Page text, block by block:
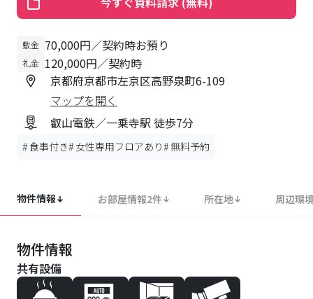
敷金 70,000円／契約時お預り
礼金 120,000円／契約時
京都府京都市左京区高野泉町6-109
マップを開く
叡山電鉄／一乗寺駅 徒歩7分
#食事付き# 女性専用フロアあり# 無料予約
物件情報 お部屋情報2件 所在地 周辺環
物件情報
共有設備